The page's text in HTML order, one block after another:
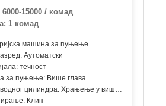
за пуњење креме / кикирики
/ течности и флаша
15000 / комад
1 комад
машина за пуњење
Аутоматски
течност
за пуњење: Више глава
цилиндра: Храњење у више просторија
Клип